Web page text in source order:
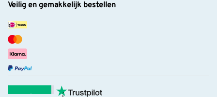
Veilig en gemakkelijk bestellen